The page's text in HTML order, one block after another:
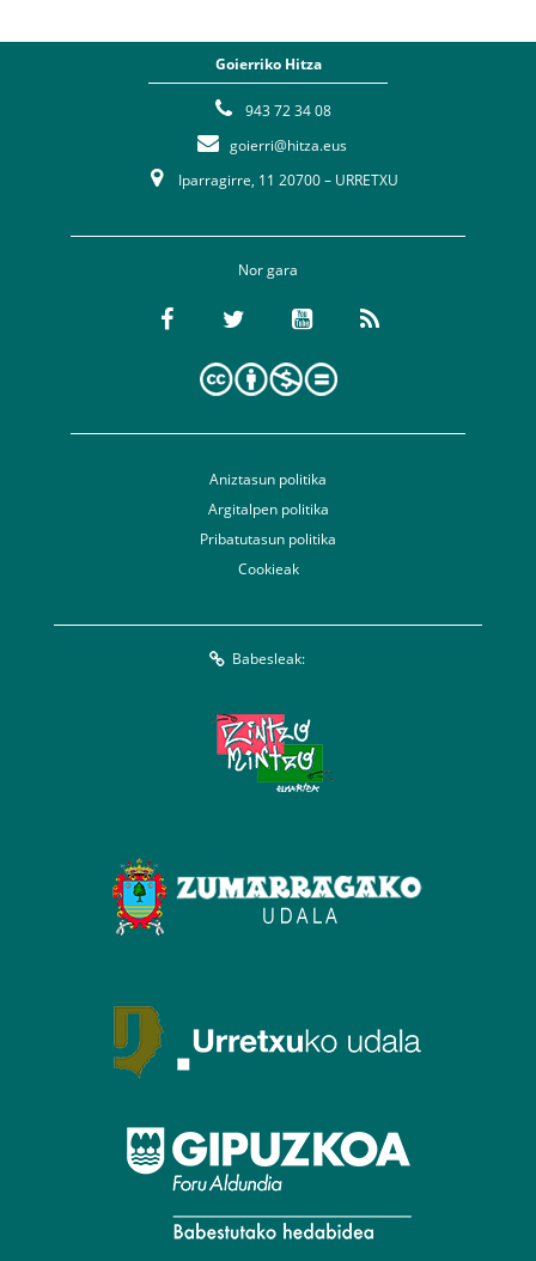
Goierriko Hitza
943 72 34 08
goierri@hitza.eus
Iparragirre, 11 20700 – URRETXU
Nor gara
Aniztasun politika
Argitalpen politika
Pribatutasun politika
Cookieak
Babesleak: